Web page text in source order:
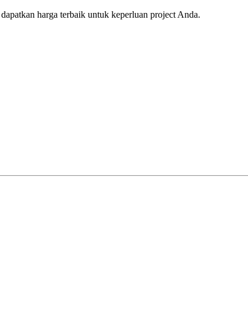
harga terbaik untuk keperluan project Anda.